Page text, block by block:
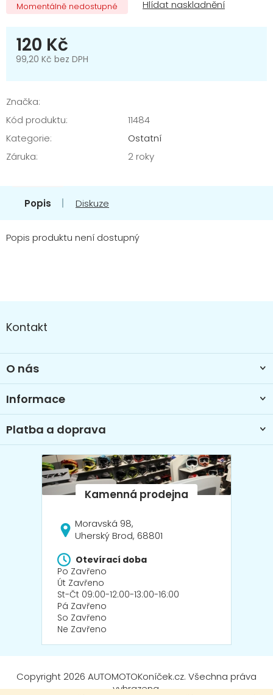
Momentálně nedostupné
120 Kč
99,20 Kč bez DPH
Značka:
Kód produktu:
11484
Kategorie:
Ostatní
Záruka: 2 roky
Popis Diskuze
Popis produktu není dostupný
á
pKontakt
O nás
Informace
Platba a doprava
Moravská 98,
Uherský Brod, 68801
Otevírací doba
Po Zavřeno
Út Zavřeno
St-Čt 09:00-12:00-13:00-16:00
Pá Zavřeno
So Zavřeno
Ne Zavřeno
Copyright 2026 AUTOMOTOKoníček.cz. Všechna práva
vyhrazena.